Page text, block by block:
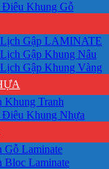
Khung Gỗ
Gập LAMINATE
Gập Khung Nâu
Gập Khung Vàng
Khung Tranh
Khung Nhựa
Laminate
Bloc Laminate